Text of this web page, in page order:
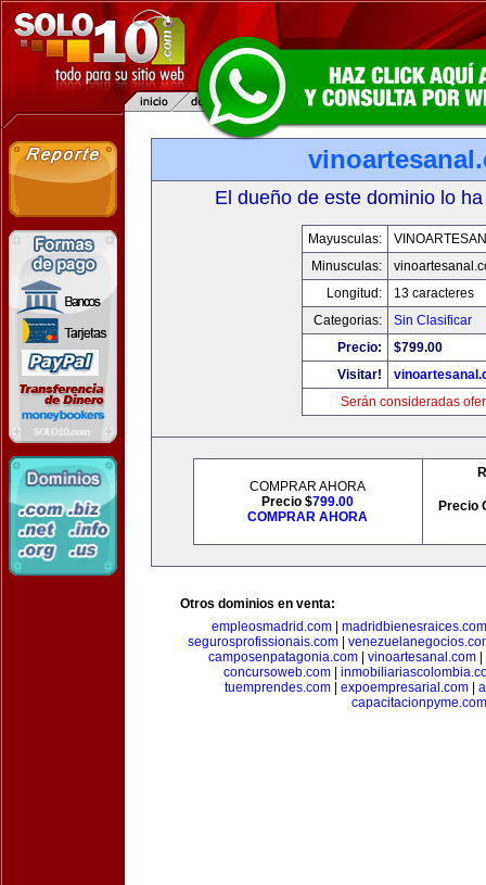
El dueño de este dominio lo
Mayusculas:
Minusculas:
Longitud:
13 caracteres
Categorias:
Sin Clasificar
Precio:
$799.00
Visitar!
Serán consideradas
COMPRAR AHORA
Precio $799.00
COMPRAR AHORA
Precio
Otros dominios en venta:
empleosmadrid.com
madridbienesraices.com
segurosprofissionais.com
camposenpatagonia.com| vinoartesanal.com|
concursoweb.com
tuemprendes.com
expoempresarial.com
capacitacionpyme.com